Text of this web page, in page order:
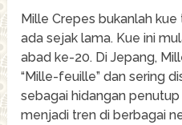
Mille Crepes bukanlah
ada sejak lama. Kue ini
abad ke-20. Di Jepang,
“Mille-feuille” dan sering
sebagai hidangan
menjadi tren di berbagai